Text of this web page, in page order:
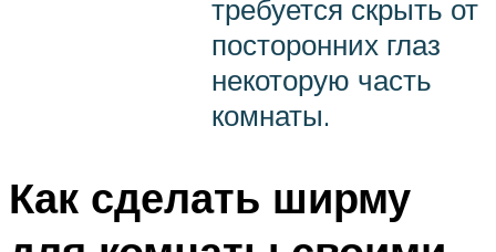
требуется скрыть от
посторонних глаз
некоторую часть
комнаты.
Как сделать ширму